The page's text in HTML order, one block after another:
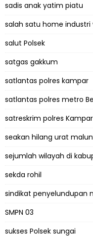
sadis anak yatim piatu
salah satu home
salut Polsek
satgas gakkum
satlantas polres kampar
satlantas polres metro
satreskrim polres Kampar
seakan hilang urat
sejumlah wilayah di
sekda rohil
sindikat penyelundupan
SMPN 03
sukses Polsek sungai